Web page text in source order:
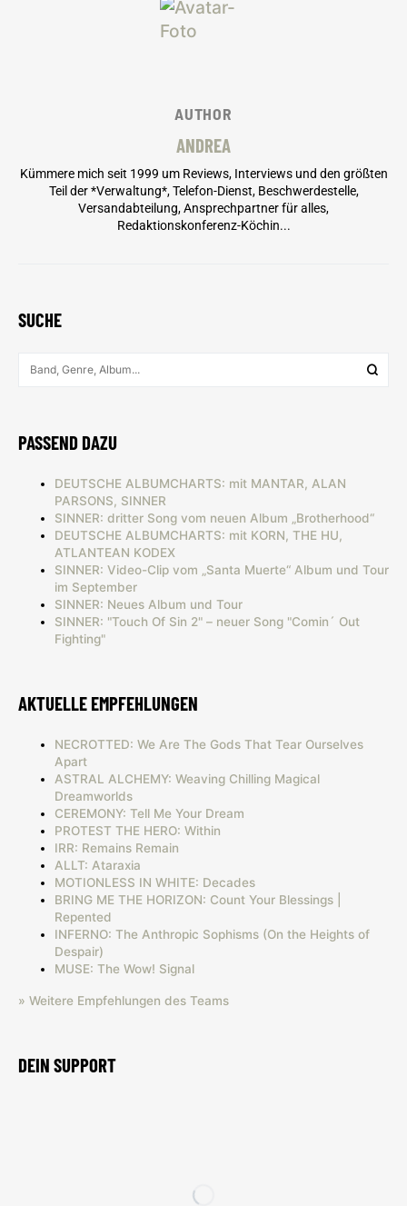
AUTHOR
ANDREA
Kümmere mich seit 1999 um Reviews, Interviews und den größten
Teil der *Verwaltung*, Telefon-Dienst, Beschwerdestelle,
Versandabteilung, Ansprechpartner für alles,
Redaktionskonferenz-Köchin...
SUCHE
PASSEND DAZU
DEUTSCHE ALBUMCHARTS: mit MANTAR, ALAN
PARSONS, SINNER
SINNER: dritter Song vom neuen Album „Brotherhood“
DEUTSCHE ALBUMCHARTS: mit KORN, THE HU,
ATLANTEAN KODEX
SINNER: Video-Clip vom „Santa Muerte“ Album und Tour
im September
SINNER: Neues Album und Tour
SINNER: "Touch Of Sin 2" – neuer Song "Comin´ Out
Fighting"
AKTUELLE EMPFEHLUNGEN
NECROTTED: We Are The Gods That Tear Ourselves
Apart
ASTRAL ALCHEMY: Weaving Chilling Magical
Dreamworlds
CEREMONY: Tell Me Your Dream
PROTEST THE HERO: Within
IRR: Remains Remain
ALLT: Ataraxia
MOTIONLESS IN WHITE: Decades
BRING ME THE HORIZON: Count Your Blessings |
Repented
INFERNO: The Anthropic Sophisms (On the Heights of
Despair)
MUSE: The Wow! Signal
» Weitere Empfehlungen des Teams
DEIN SUPPORT